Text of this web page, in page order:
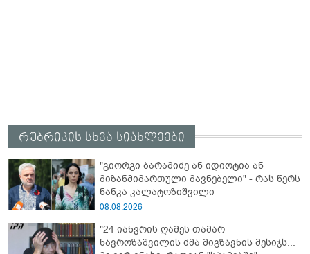
რუბრიკის სხვა სიახლეები
"გიორგი ბარამიძე ან იდიოტია ან
მიზანმიმართული მავნებელი" - რას წერს
ნანკა კალატოზიშვილი
08.08.2026
"24 იანვრის ღამეს თამარ
ნავროზაშვილის ძმა მიგზავნის მესიჯს...